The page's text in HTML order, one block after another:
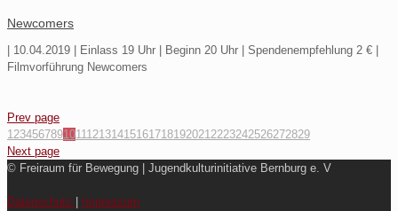
Newcomers
| 10.04.2019 | Einlass 19 Uhr | Beginn 20 Uhr | Spendenempfehlung 2 € |
Filmvorführung Newcomers
Prev page
1234567891011121314151617181920212223242526272829
Next page
© Freiraum für Bewegung | Jugendkulturinitiative Bernburg e. V
Datenschutz Impressum